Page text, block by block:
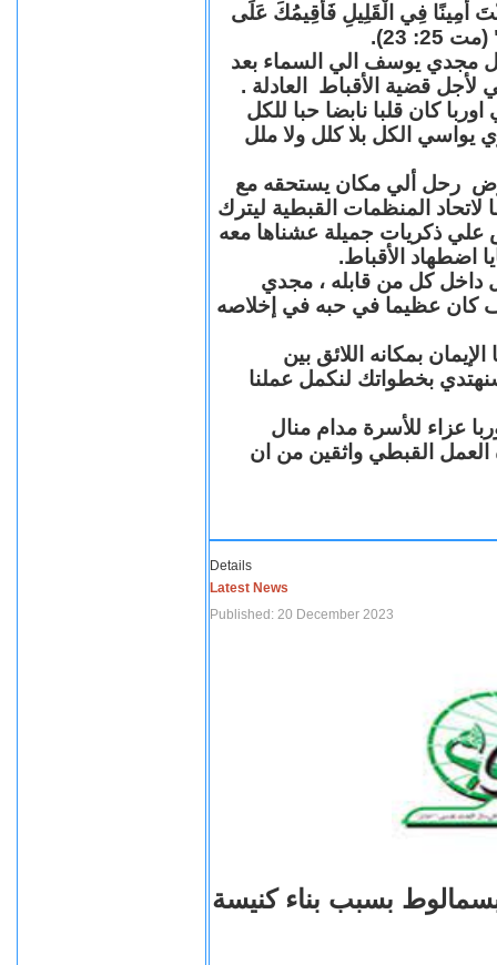
أَمِينًا فِي الْقَلِيلِ فَأُقِيمُكَ عَلَى
23).
مجدي يوسف الي السماء بعد
قضية الأقباط العادلة .
كان قلبا نابضا حبا للكل
يواسي الكل بلا كلل ولا ملل
رحل ألي مكان يستحقه مع
المنظمات القبطية ليترك
علي ذكريات جميلة عشناها معه
اضطهاد الأقباط.
داخل كل من قابله ، مجدي
عظيما في حبه في إخلاصه
بمكانه اللائق بين
بخطواتك لنكمل عملنا
عزاء للأسرة مدام منال
العمل القبطي واثقين من ان
Details
Latest News
Published: 20 December 2023
بسبب بناء كنيسة